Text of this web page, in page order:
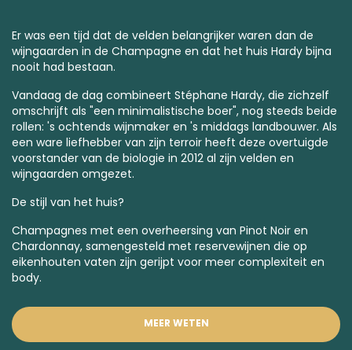
Er was een tijd dat de velden belangrijker waren dan de
wijngaarden in de Champagne en dat het huis Hardy bijna
nooit had bestaan.
Vandaag de dag combineert Stéphane Hardy, die zichzelf
omschrijft als "een minimalistische boer", nog steeds beide
rollen: 's ochtends wijnmaker en 's middags landbouwer. Als
een ware liefhebber van zijn terroir heeft deze overtuigde
voorstander van de biologie in 2012 al zijn velden en
wijngaarden omgezet.
De stijl van het huis?
Champagnes met een overheersing van Pinot Noir en
Chardonnay, samengesteld met reservewijnen die op
eikenhouten vaten zijn gerijpt voor meer complexiteit en
body.
MEER WETEN